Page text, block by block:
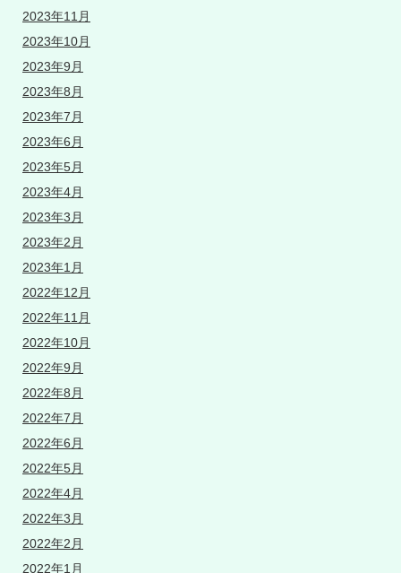
2023年11月
2023年10月
2023年9月
2023年8月
2023年7月
2023年6月
2023年5月
2023年4月
2023年3月
2023年2月
2023年1月
2022年12月
2022年11月
2022年10月
2022年9月
2022年8月
2022年7月
2022年6月
2022年5月
2022年4月
2022年3月
2022年2月
2022年1月